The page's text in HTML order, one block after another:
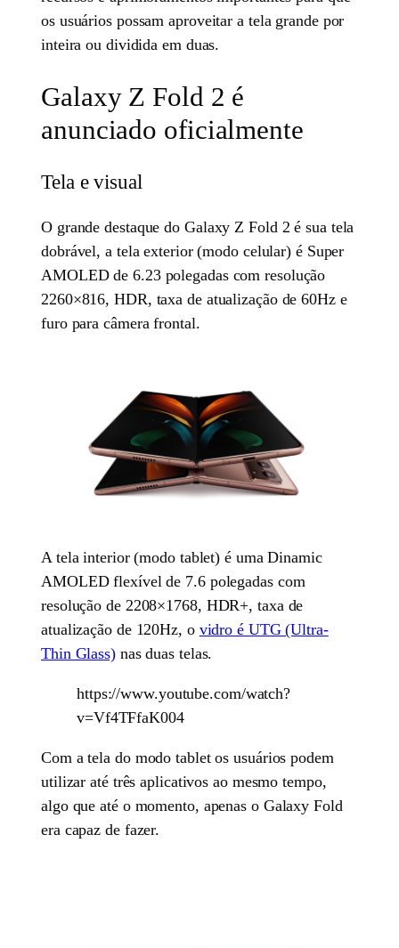
os usuários possam aproveitar a tela grande por
inteira ou dividida em duas.
Galaxy Z Fold 2 é
anunciado oficialmente
Tela e visual
O grande destaque do Galaxy Z Fold 2 é sua tela
dobrável, a tela exterior (modo celular) é Super
AMOLED de 6.23 polegadas com resolução
2260×816, HDR, taxa de atualização de 60Hz e
furo para câmera frontal.
A tela interior (modo tablet) é uma Dinamic
AMOLED flexível de 7.6 polegadas com
resolução de 2208×1768, HDR+, taxa de
atualização de 120Hz, o vidro é UTG (Ultra-
Thin Glass)nas duas telas.
https://www.youtube.com/watch?
v=Vf4TFfaK004
Com a tela do modo tablet os usuários podem
utilizar até três aplicativos ao mesmo tempo,
algo que até o momento, apenas o Galaxy Fold
era capaz de fazer.